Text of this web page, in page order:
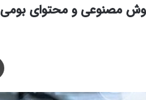
مصنوعی و محتوای بومی